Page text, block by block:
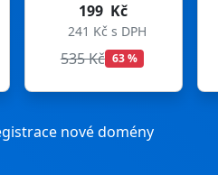
241 Kč s DPH
699 Kč
nové domény